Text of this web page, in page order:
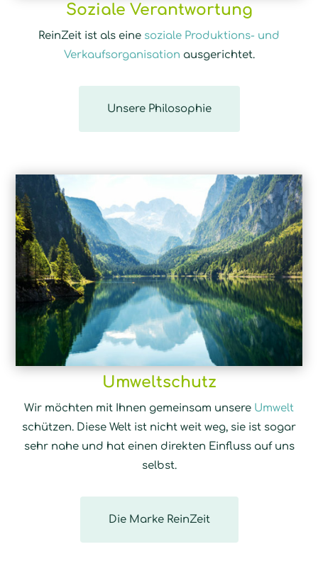
Soziale Verantwortung
ReinZeit ist als eine soziale Produktions- und
Verkaufsorganisation ausgerichtet.
Unsere Philosophie
Umweltschutz
Wir möchten mit Ihnen gemeinsam unsere Umwelt
schützen. Diese Welt ist nicht weit weg, sie ist sogar
sehr nahe und hat einen direkten Einfluss auf uns
selbst.
Die Marke ReinZeit